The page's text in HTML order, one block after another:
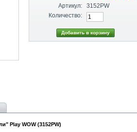
Артикул:
3152PW
Количество:
Play WOW (3152PW)